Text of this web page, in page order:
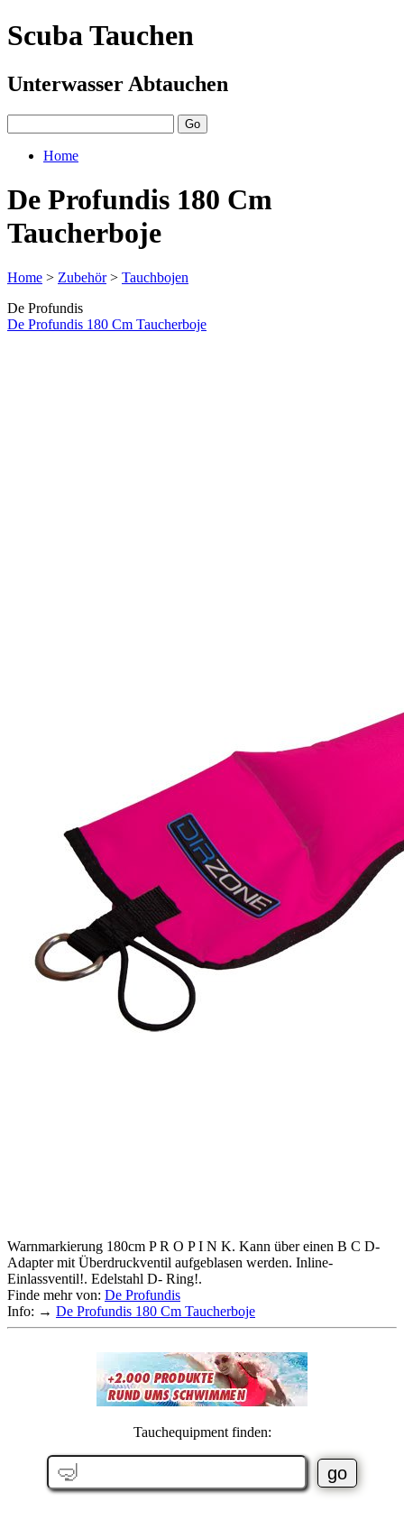
Scuba Tauchen
Unterwasser Abtauchen
Home
De Profundis 180 Cm
Taucherboje
Home > Zubehör> Tauchbojen
De Profundis
De Profundis 180 Cm Taucherboje
Warnmarkierung 180cm P R O P I N K. Kann über einen B C D-
Adapter mit Überdruckventil aufgeblasen werden. Inline-
Einlassventil!. Edelstahl D- Ring!.
Finde mehr von: De Profundis
Info: → De Profundis 180 Cm Taucherboje
Tauchequipment finden: